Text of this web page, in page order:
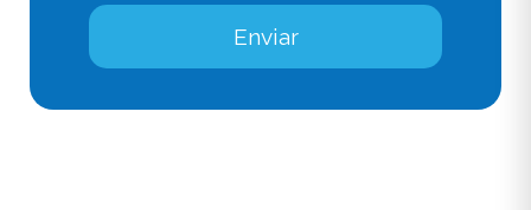
Enviar